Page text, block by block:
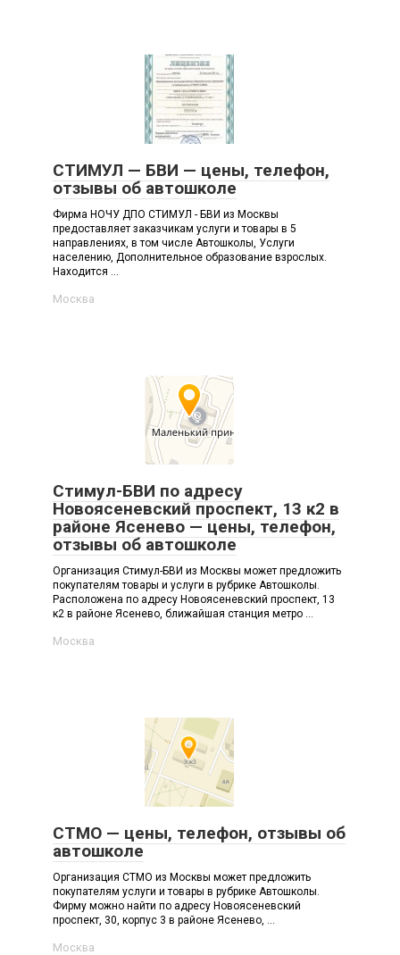
СТИМУЛ — БВИ — цены, телефон,
отзывы об автошколе
Фирма НОЧУ ДПО СТИМУЛ - БВИ из Москвы
предоставляет заказчикам услуги и товары в 5
направлениях, в том числе Автошколы, Услуги
населению, Дополнительное образование взрослых.
Находится ...
Москва
Стимул-БВИ по адресу
Новоясеневский проспект, 13 к2 в
районе Ясенево — цены, телефон,
отзывы об автошколе
Организация Стимул-БВИ из Москвы может предложить
покупателям товары и услуги в рубрике Автошколы.
Расположена по адресу Новоясеневский проспект, 13
к2 в районе Ясенево, ближайшая станция метро ...
Москва
СТМО — цены, телефон, отзывы об
автошколе
Организация СТМО из Москвы может предложить
покупателям услуги и товары в рубрике Автошколы.
Фирму можно найти по адресу Новоясеневский
проспект, 30, корпус 3 в районе Ясенево, ...
Москва